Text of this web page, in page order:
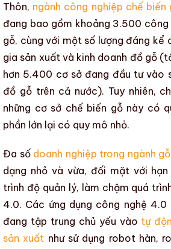
Thôn, ngành công nghiệp chế biến
đang bao gồm khoảng 3.500
gỗ, cùng với một số lượng đáng kể
gia sản xuất và kinh doanh đồ gỗ
hơn 5.400 cơ sở đang đầu tư vào
đồ gỗ trên cả nước). Tuy nhiên,
những cơ sở chế biến gỗnày có
phần lớn lại có quy mô nhỏ.
Đa số doanh nghiệp trong ngành gỗ
dạng nhỏ và vừa, đối mặt với
trình độ quản lý, làm chậm quá
4.0. Các ứng dụng công nghệ 4.0
đang tập trung chủ yếu vào tự
sản xuất như sử dụng robot hàn,